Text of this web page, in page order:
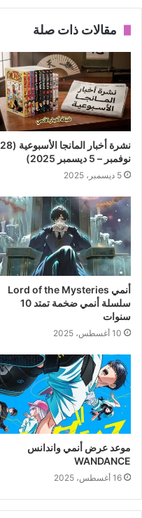
مقالات ذات صلة
نشرة أخبار المانجا الأسبوعية (28
نوفمبر – 5 ديسمبر 2025)
5 ديسمبر، 2025
أنمي Lord of the Mysteries
سلسلة أنمي ضخمة تمتد 10
سنوات
10 أغسطس، 2025
موعد عرض أنمي واندانس
WANDANCE
16 أغسطس، 2025